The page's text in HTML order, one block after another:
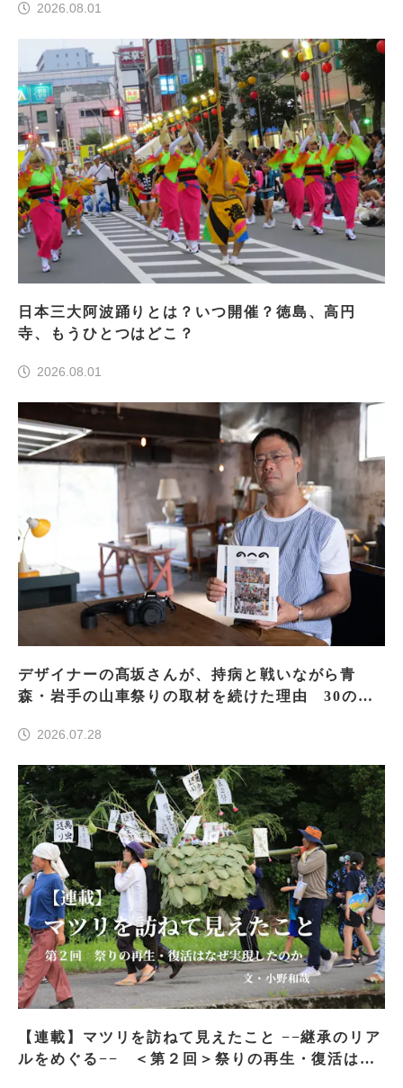
2026.08.01
日本三大阿波踊りとは？いつ開催？徳島、高円
寺、もうひとつはどこ？
2026.08.01
デザイナーの髙坂さんが、持病と戦いながら青
森・岩手の山車祭りの取材を続けた理由 30の山
2026.07.28
【連載】マツリを訪ねて見えたこと −−継承のリア
ルをめぐる−− ＜第２回＞祭りの再生・復活はな